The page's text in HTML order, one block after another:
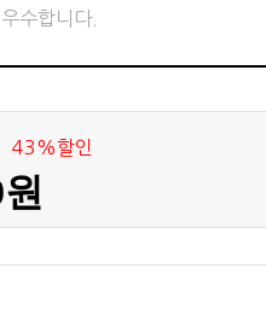
수합니다.
43%할인